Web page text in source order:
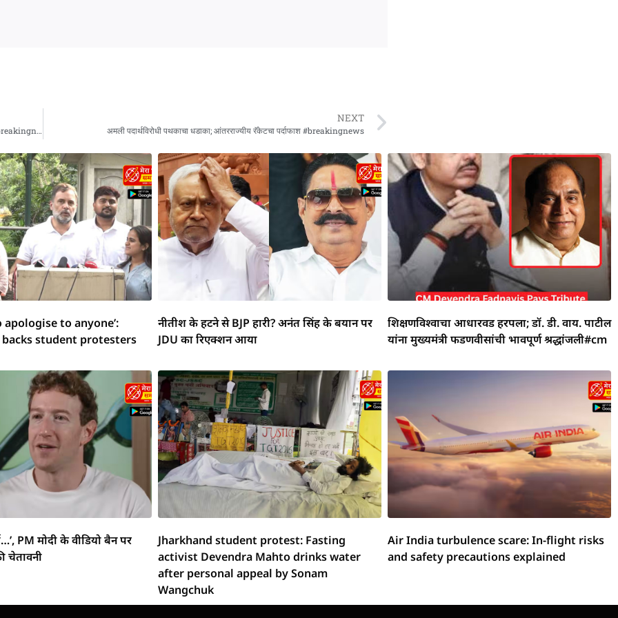
वृद्धाला मारहाण प्रकरणानंतर मनसे आक्रमक; परप्रांतीय रिक्षा-ओला चालकांवर धडक कारवाई! #breakingnews
NEXT
अमली पदार्थविरोधी पथकाचा धडाका; आंतरराज्यीय रॅकेटचा पर्दाफाश #breakingnews
apologise to anyone’:
backs student protesters
नीतीश के हटने से BJP हारी? अनंत सिंह के बयान पर
JDU का रिएक्शन आया
शिक्षणविश्वाचा आधारवड हरपला; डॉ. डी. वाय. पाटील
यांना मुख्यमंत्री फडणवीसांची भावपूर्ण श्रद्धांजली#cm
PM मोदी के वीडियो बैन पर
चेतावनी
Jharkhand student protest: Fasting
activist Devendra Mahto drinks water
after personal appeal by Sonam
Wangchuk
Air India turbulence scare: In-flight risks
and safety precautions explained